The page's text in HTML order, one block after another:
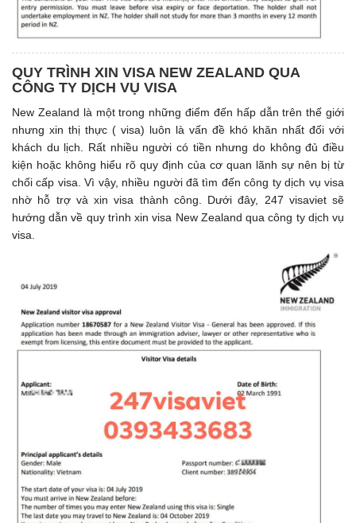
QUY TRÌNH XIN VISA NEW ZEALAND QUA
CÔNG TY DỊCH VỤ VISA
New Zealand là một trong những điểm đến hấp dẫn trên thế giới
nhưng xin thị thực ( visa) luôn là vấn đề khó khăn nhất đối với
khách du lịch. Rất nhiều người có tiền nhưng do không đủ điều
kiện hoặc không hiểu rõ quy định của cơ quan lãnh sự nên bị từ
chối cấp visa. Vì vậy, nhiều người đã tìm đến công ty dịch vụ visa
nhờ hỗ trợ và xin visa thành công. Dưới đây, 247 visaviet sẽ
hướng dẫn về quy trình xin visa New Zealand qua công ty dịch vụ
visa.